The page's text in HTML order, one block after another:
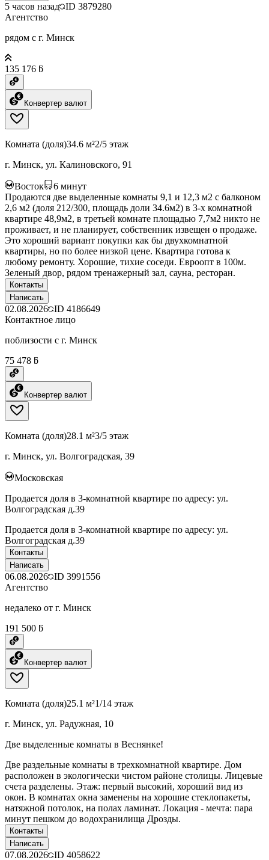
5 часов назад ID 3879280
Агентство
рядом с г. Минск
135 176 ƃ
Конвертер валют
Комната (доля)34.6 м²2/5 этаж
г. Минск, ул. Калиновского, 91
Восток 6 минут
Продаются две выделенные комнаты 9,1 и 12,3 м2 с балконом
2,6 м2 (доля 212/300, площадь доли 34.6м2) в 3-х комнатной
квартире 48,9м2, в третьей комнате площадью 7,7м2 никто не
проживает, и не планирует, собственник извещен о продаже.
Это хороший вариант покупки как бы двухкомнатной
квартиры, но по более низкой цене. Квартира готова к
любому ремонту. Хорошие, тихие соседи. Евроопт в 100м.
Зеленый двор, рядом тренажерный зал, сауна, ресторан.
Контакты
Написать
02.08.2026 ID 4186649
Контактное лицо
поблизости с г. Минск
75 478 ƃ
Конвертер валют
Комната (доля)28.1 м²3/5 этаж
г. Минск, ул. Волгоградская, 39
Московская
Продается доля в 3-комнатной квартире по адресу: ул.
Волгоградская д.39
Продается доля в 3-комнатной квартире по адресу: ул.
Волгоградская д.39
Контакты
Написать
06.08.2026 ID 3991556
Агентство
недалеко от г. Минск
191 500 ƃ
Конвертер валют
Комната (доля)25.1 м²1/14 этаж
г. Минск, ул. Радужная, 10
Две выделенные комнаты в Веснянке!
Две раздельные комнаты в трехкомнатной квартире. Дом
расположен в экологически чистом районе столицы. Лицевые
счета разделены. Этаж: первый высокий, хороший вид из
окон. В комнатах окна заменены на хорошие стеклопакеты,
натяжной потолок, на полах ламинат. Локация - мечта: пара
минут пешком до водохранилища Дрозды.
Контакты
Написать
07.08.2026 ID 4058622